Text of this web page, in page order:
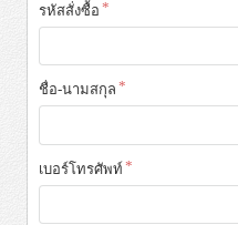
รหัสสั่งซื้อ
ชื่อ-นามสกุล
เบอร์โทรศัพท์